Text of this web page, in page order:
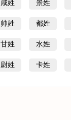
咸姓 景姓
帅姓 都姓
甘姓 水姓
尉姓 卡姓